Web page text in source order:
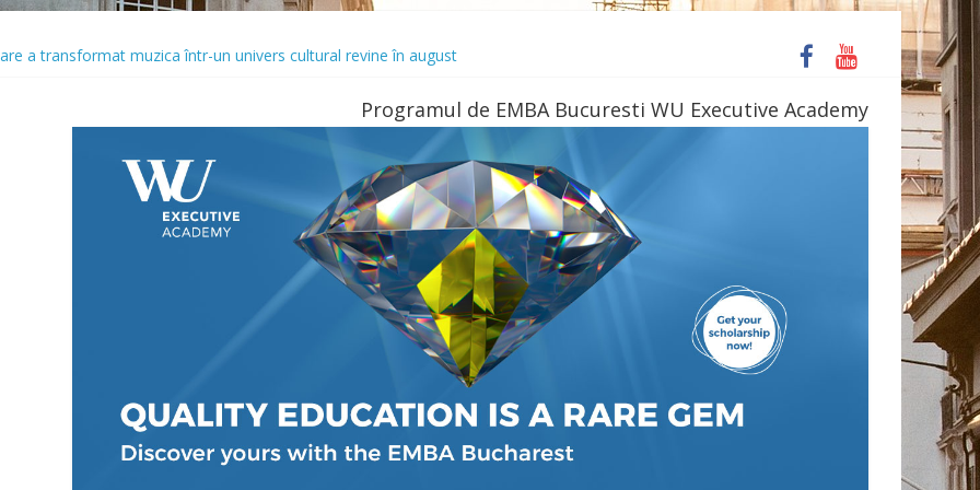
a transformat muzica într-un univers cultural revine în august
cu o premieră spectaculoasă: „Lacul Lebedelor”, cu Iana Salenko și Daniil Simkin
a timpului liber modelează preferințele românilor atunci când ies la o bere
Up și se extinde cu o nouă locație în București. Urmează o serie de alte 4 săli până la finele acestui an
Programul de EMBA Bucuresti WU Executive Academy